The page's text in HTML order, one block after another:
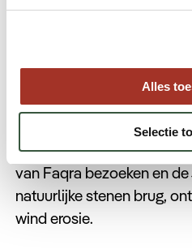
Alles
Selectie
resort heeft men
de Bekaa Vallei, het Anti-
Mount Hermon, maar ook
Beiroet.
Als u even iets anders
van Faqra bezoeken en de
natuurlijke stenen brug,
wind erosie.